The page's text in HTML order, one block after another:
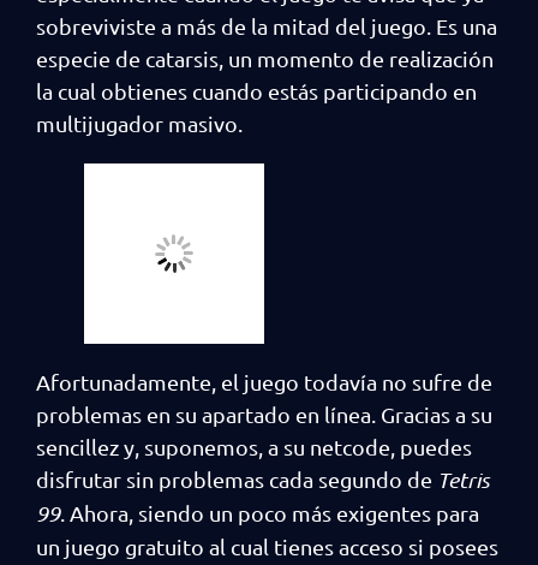
sobreviviste a más de la mitad del juego. Es una
especie de catarsis, un momento de realización
la cual obtienes cuando estás participando en
multijugador masivo.
Afortunadamente, el juego todavía no sufre de
problemas en su apartado en línea. Gracias a su
sencillez y, suponemos, a su netcode, puedes
disfrutar sin problemas cada segundo de Tetris
99. Ahora, siendo un poco más exigentes para
un juego gratuito al cual tienes acceso si posees